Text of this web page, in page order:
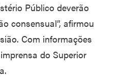
Público deverão
consensual”, afirmou
Com informações
do Superior